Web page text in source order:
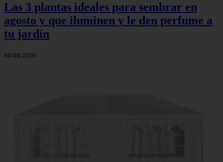
Las 3 plantas ideales para sembrar en
agosto y que iluminen y le den perfume a
tu jardín
04/08/2026